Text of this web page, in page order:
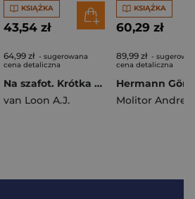
KSIĄŻKA
43,54 zł
64,99 zł - sugerowana
cena detaliczna
Na szafot. Krótka historia kary śmierci
van Loon A.J.
KSIĄŻKA
60,29 zł
89,99 zł -
cena detaliczna
Molitor